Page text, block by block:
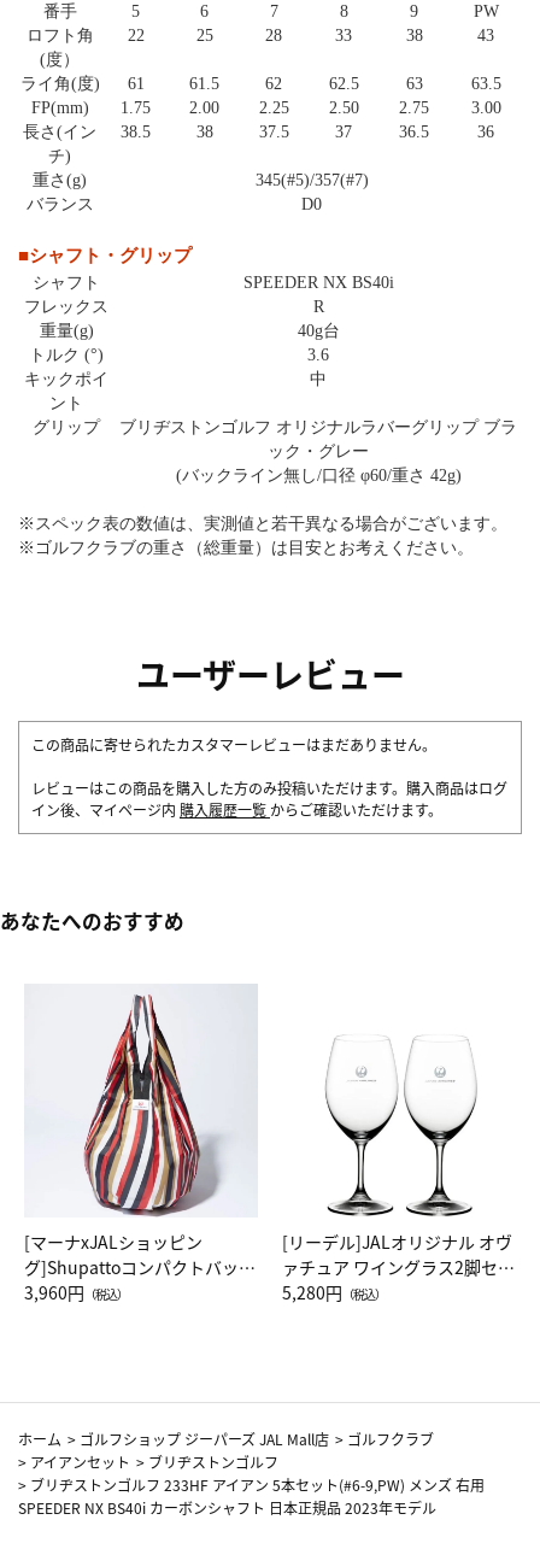
番手
5 6 7 8 9
PW
ロフト角
(度）
22 25 28 33 38 43
ライ角(度) 61 61.5 62 62.5 63
63.5
FP(mm)
1.75 2.00 2.25 2.50 2.75
3.00
長さ(イン
チ)
38.5 38 37.5 37 36.5 36
重さ(g)
345(#5)/357(#7)
バランス
D0
■シャフト・グリップ
シャフト
SPEEDER NX BS40i
フレックス
R
重量(g)
40g台
トルク (°)
3.6
キックポイ
ント
中
グリップ
ブリヂストンゴルフ オリジナルラバーグリップ ブラ
ック・グレー
(バックライン無し/口径 φ60/重さ 42g)
※スペック表の数値は、実測値と若干異なる場合がございます。
※ゴルフクラブの重さ（総重量）は目安とお考えください。
ユーザーレビュー
この商品に寄せられたカスタマーレビューはまだありません。
レビューはこの商品を購入した方のみ投稿いただけます。購入商品はログ
イン後、マイページ内 購入履歴一覧 からご確認いただけます。
あなたへのおすすめ
[マーナxJALショッピン
グ]Shupattoコンパクトバッグ
Drop JAL客室乗務員（LC）ス
3,960円 （税込）
[リーデル]JALオリジナル オヴ
ァチュア ワイングラス2脚セッ
ト（レッドワイン）
5,280円 （税込）
ホーム > ゴルフショップ ジーパーズ JAL Mall店 > ゴルフクラブ
> アイアンセット > ブリヂストンゴルフ
> ブリヂストンゴルフ 233HF アイアン 5本セット(#6-9,PW) メンズ 右用
SPEEDER NX BS40i カーボンシャフト 日本正規品 2023年モデル